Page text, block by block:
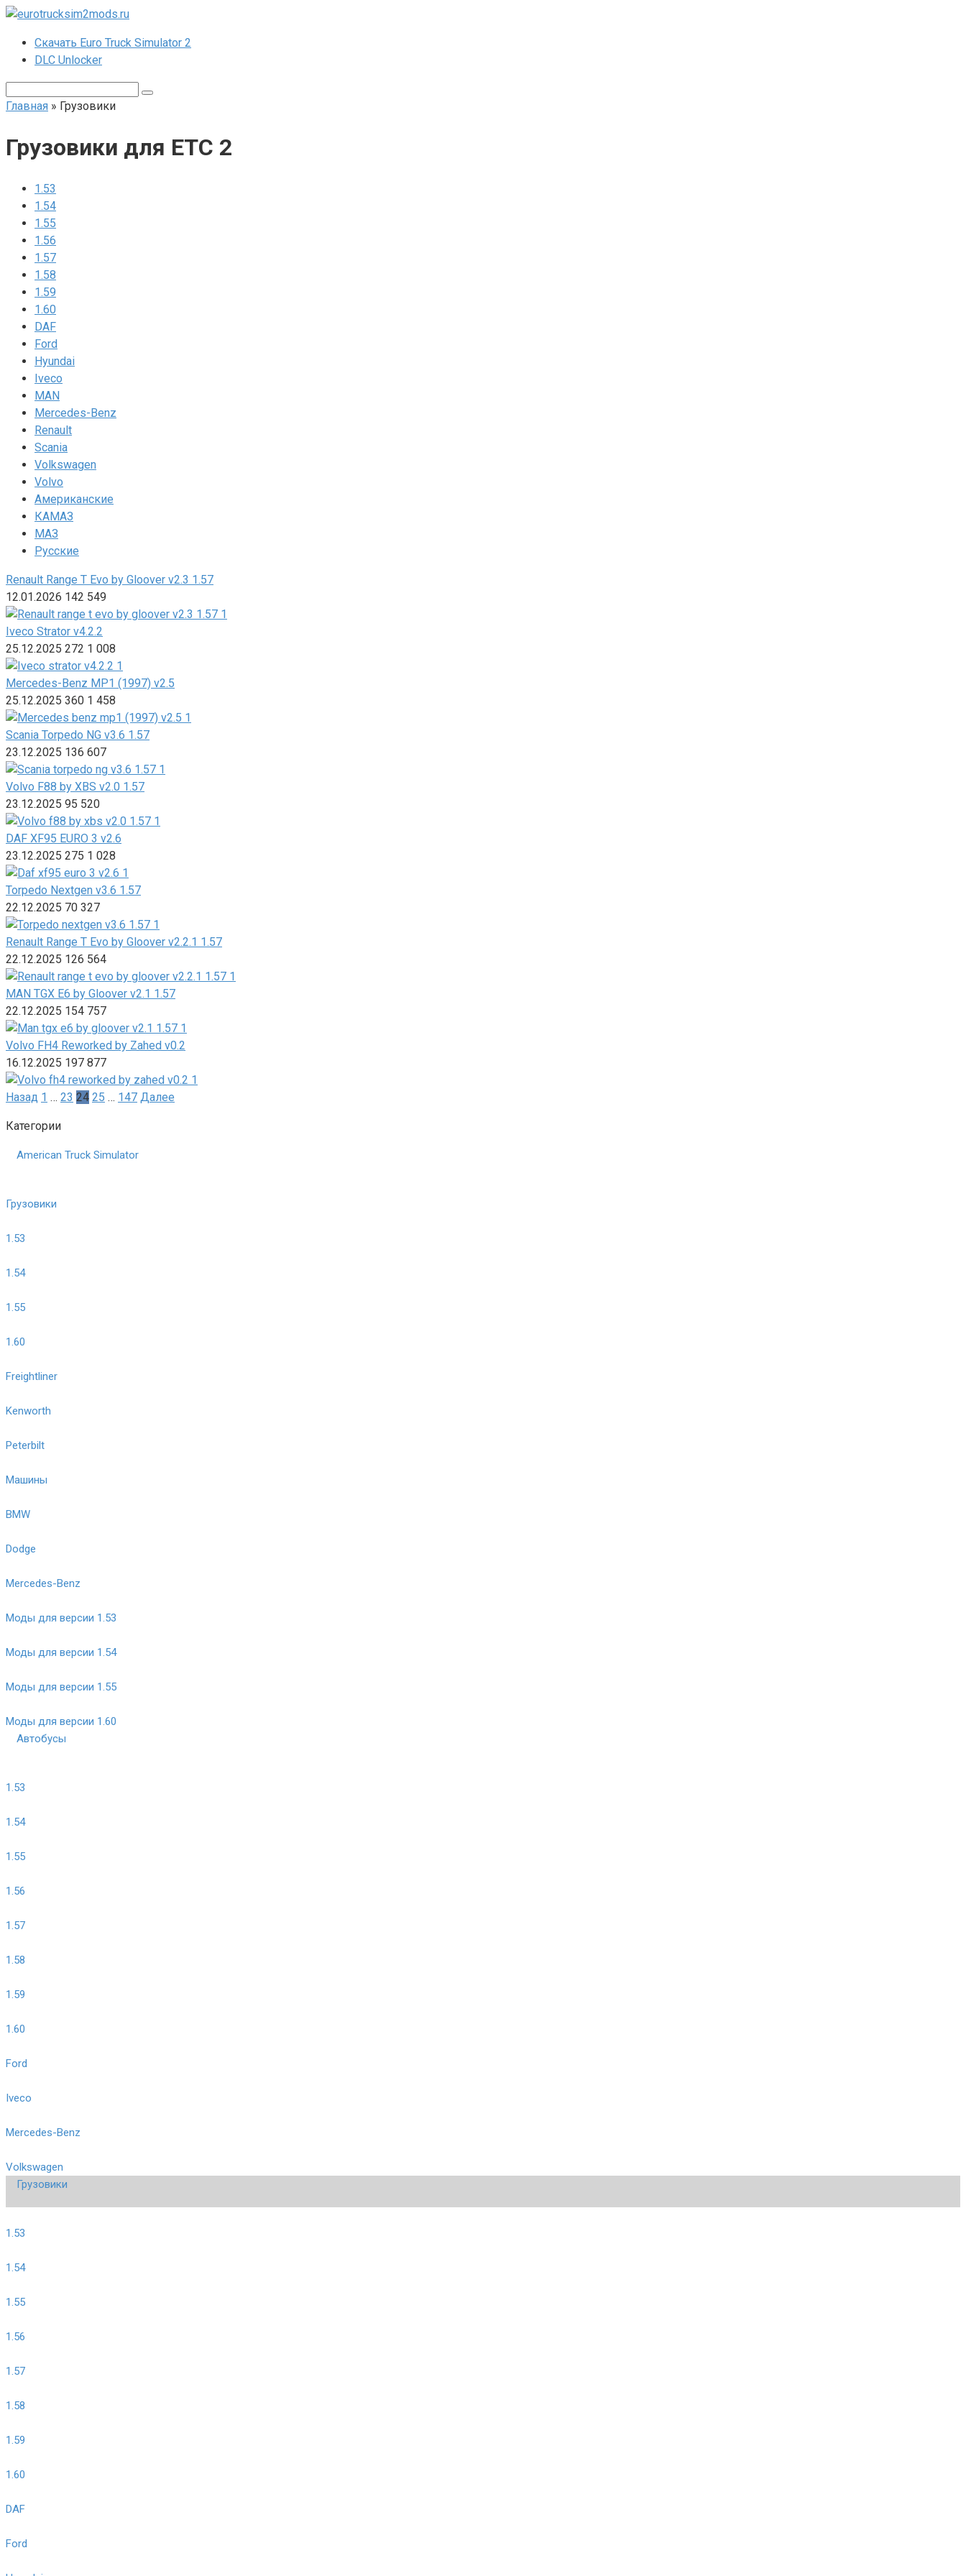
Перейти
контентуСкачать Euro Truck Simulator 2
DLC Unlocker
Главная » Грузовики
Грузовики для ЕТС 2
1.53
1.54
1.55
1.56
1.57
1.58
1.59
1.60
DAF
Ford
Hyundai
Iveco
MAN
Mercedes-Benz
Renault
Scania
Volkswagen
Volvo
Американские
КАМАЗ
МАЗ
Русские
Renault Range T Evo by Gloover v2.3 1.57
12.01.2026 142 549
Iveco Strator v4.2.2
25.12.2025 272 1 008
Mercedes-Benz MP1 (1997) v2.5
25.12.2025 360 1 458
Scania Torpedo NG v3.6 1.57
23.12.2025 136 607
Volvo F88 by XBS v2.0 1.57
23.12.2025 95 520
DAF XF95 EURO 3 v2.6
23.12.2025 275 1 028
Torpedo Nextgen v3.6 1.57
22.12.2025 70 327
Renault Range T Evo by Gloover v2.2.1 1.57
22.12.2025 126 564
MAN TGX E6 by Gloover v2.1 1.57
22.12.2025 154 757
Volvo FH4 Reworked by Zahed v0.2
16.12.2025 197 877
Пагинация
Назад 1 … 23 24 25 … 147 Далее
Категории
American Truck Simulator
Грузовики
1.53
1.54
1.55
1.60
Freightliner
Kenworth
Peterbilt
Машины
BMW
Dodge
Mercedes-Benz
Моды для версии 1.53
Моды для версии 1.54
Моды для версии 1.55
Моды для версии 1.60
Автобусы
1.53
1.54
1.55
1.56
1.57
1.58
1.59
1.60
Ford
Iveco
Mercedes-Benz
Volkswagen
Грузовики
1.53
1.54
1.55
1.56
1.57
1.58
1.59
1.60
DAF
Ford